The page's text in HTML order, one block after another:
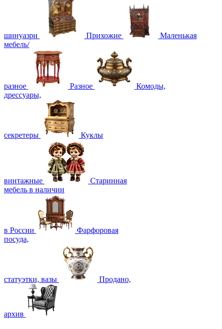
шинуазри Прихожие
Маленькая
мебель/
разное Разное
Комоды,
дрессуары,
секретеры Куклы
винтажные
Старинная
мебель в наличии
в России
Фарфоровая
посуда,
статуэтки, вазы Продано,
архив